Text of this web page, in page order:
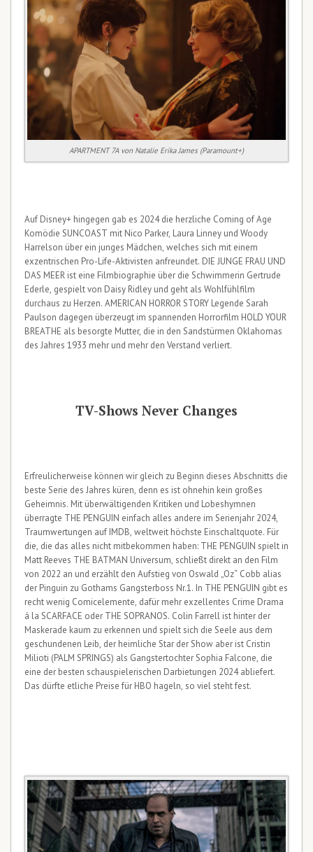
APARTMENT 7A von Natalie Erika James (Paramount+)
Auf Disney+ hingegen gab es 2024 die herzliche Coming of Age
Komödie SUNCOAST mit Nico Parker, Laura Linney und Woody
Harrelson über ein junges Mädchen, welches sich mit einem
exzentrischen Pro-Life-Aktivisten anfreundet. DIE JUNGE FRAU UND
DAS MEER ist eine Filmbiographie über die Schwimmerin Gertrude
Ederle, gespielt von Daisy Ridley und geht als Wohlfühlfilm
durchaus zu Herzen. AMERICAN HORROR STORY Legende Sarah
Paulson dagegen überzeugt im spannenden Horrorfilm HOLD YOUR
BREATHE als besorgte Mutter, die in den Sandstürmen Oklahomas
des Jahres 1933 mehr und mehr den Verstand verliert.
TV-Shows Never Changes
Erfreulicherweise können wir gleich zu Beginn dieses Abschnitts die
beste Serie des Jahres küren, denn es ist ohnehin kein großes
Geheimnis. Mit überwältigenden Kritiken und Lobeshymnen
überragte THE PENGUIN einfach alles andere im Serienjahr 2024,
Traumwertungen auf IMDB, weltweit höchste Einschaltquote. Für
die, die das alles nicht mitbekommen haben: THE PENGUIN spielt in
Matt Reeves THE BATMAN Universum, schließt direkt an den Film
von 2022 an und erzählt den Aufstieg von Oswald „Oz“ Cobb alias
der Pinguin zu Gothams Gangsterboss Nr.1. In THE PENGUIN gibt es
recht wenig Comicelemente, dafür mehr exzellentes Crime Drama
á la SCARFACE oder THE SOPRANOS. Colin Farrell ist hinter der
Maskerade kaum zu erkennen und spielt sich die Seele aus dem
geschundenen Leib, der heimliche Star der Show aber ist Cristin
Milioti (PALM SPRINGS) als Gangstertochter Sophia Falcone, die
eine der besten schauspielerischen Darbietungen 2024 abliefert.
Das dürfte etliche Preise für HBO hageln, so viel steht fest.